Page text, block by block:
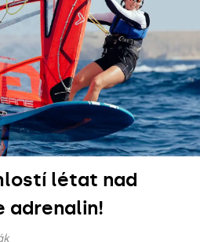
létat nad
adrenalin!